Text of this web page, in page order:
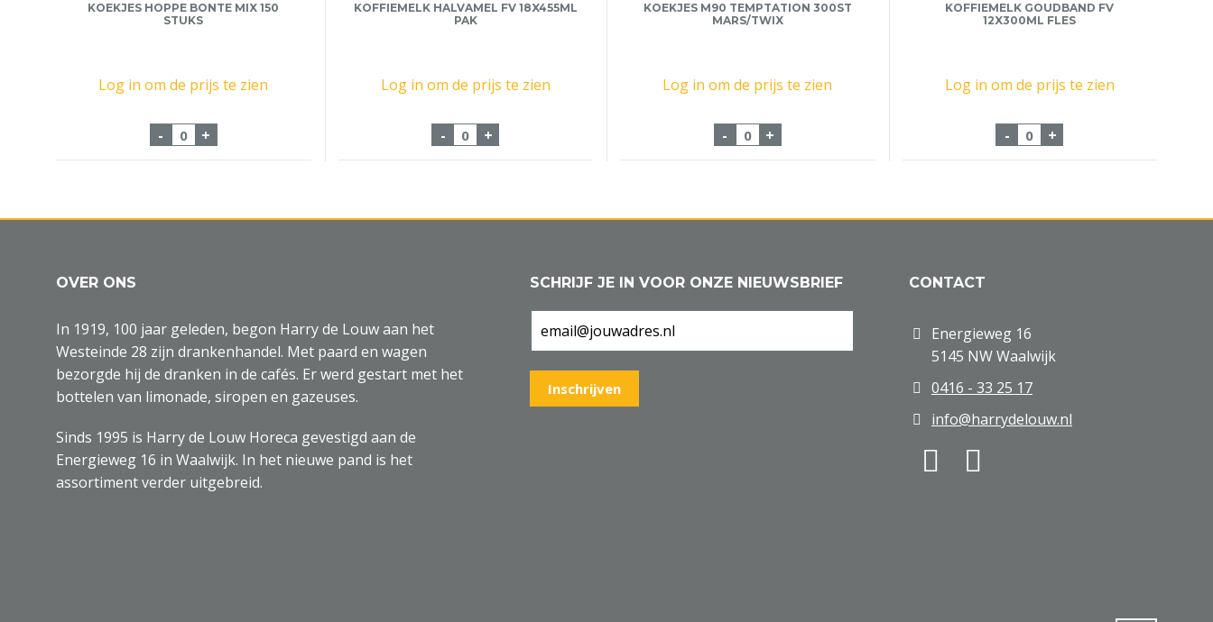
KOEKJES HOPPE BONTE MIX 150
STUKS
Log in om de prijs te zien
- Koekjes Hoppe Bonte Mix 150 stuks aantal
+
KOFFIEMELK HALVAMEL FV 18X455ML
PAK
Log in om de prijs te zien
- Koffiemelk Halvamel FV 18x455ml Pak aantal
+
KOEKJES M90 TEMPTATION 300ST
MARS/TWIX
Log in om de prijs te zien
- Koekjes M90 Temptation 300st mars/twix aantal
+
KOFFIEMELK GOUDBAND FV
12X300ML FLES
Log in om de prijs te zien
- Koffiemelk Goudband FV
+
OVER ONS
In 1919, 100 jaar geleden, begon Harry de Louw aan het
Westeinde 28 zijn drankenhandel. Met paard en wagen
bezorgde hij de dranken in de cafés. Er werd gestart met het
bottelen van limonade, siropen en gazeuses.
Sinds 1995 is Harry de Louw Horeca gevestigd aan de
Energieweg 16 in Waalwijk. In het nieuwe pand is het
assortiment verder uitgebreid.
SCHRIJF JE IN VOOR ONZE NIEUWSBRIEF CONTACT
Energieweg 16
5145 NW Waalwijk
0416 - 33 25 17
info@harrydelouw.nl